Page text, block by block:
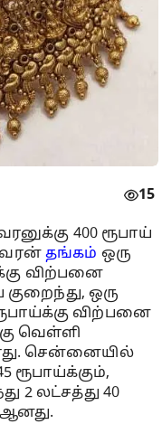
15
400 ரூபாய்
தங்கம் ஒரு
விற்பனை
குறைந்து, ஒரு
விற்பனை
வெள்ளி
சென்னையில்
ரூபாய்க்கும்,
2 லட்சத்து 40